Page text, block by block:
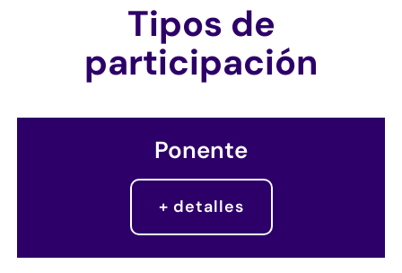
Tipos de
participación
Ponente
+ detalles